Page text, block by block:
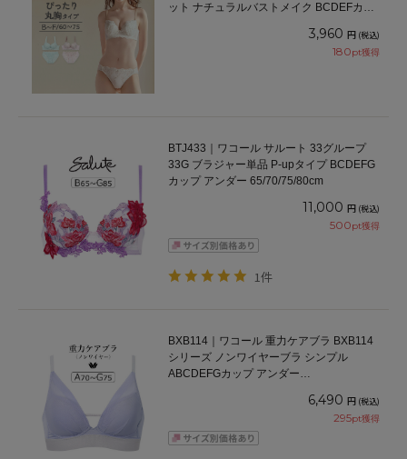
ット ナチュラルバストメイク BCDEFカッ
3,960 円 (税込)
180pt獲得
BTJ433｜ワコール サルート 33グループ
33G ブラジャー単品 P-upタイプ BCDEFG
カップ アンダー 65/70/75/80cm
11,000 円 (税込)
500pt獲得
1件
BXB114｜ワコール 重力ケアブラ BXB114
シリーズ ノンワイヤーブラ シンプル
ABCDEFGカップ アンダー
6,490 円 (税込)
295pt獲得